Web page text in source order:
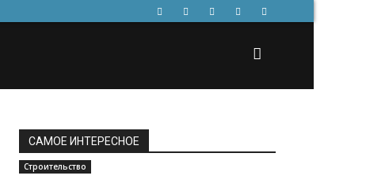
САМОЕ ИНТЕРЕСНОЕ
Строительство